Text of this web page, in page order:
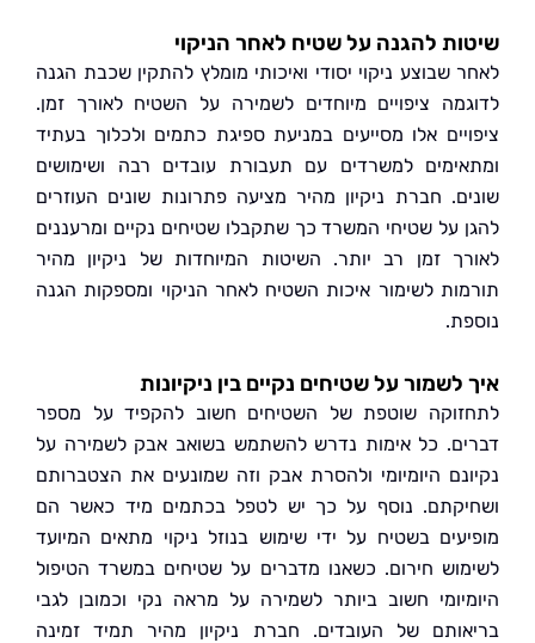
להגנה על שטיח לאחר הניקוי
שבוצע ניקוי יסודי ואיכותי מומלץ להתקין שכבת הגנה
ציפויים מיוחדים לשמירה על השטיח לאורך זמן.
אלו מסייעים במניעת ספיגת כתמים ולכלוך בעתיד
למשרדים עם תעבורת עובדים רבה ושימושים
חברת ניקיון מהיר מציעה פתרונות שונים העוזרים
על שטיחי המשרד כך שתקבלו שטיחים נקיים ומרעננים
זמן רב יותר. השיטות המיוחדות של ניקיון מהיר
לשימור איכות השטיח לאחר הניקוי ומספקות הגנה
על שטיחים נקיים בין ניקיונות
שוטפת של השטיחים חשוב להקפיד על מספר
כל אימות נדרש להשתמש בשואב אבק לשמירה על
היומיומי ולהסרת אבק וזה שמונעים את הצטברותם
נוסף על כך יש לטפל בכתמים מיד כאשר הם
בשטיח על ידי שימוש בנוזל ניקוי מתאים המיועד
חירום. כשאנו מדברים על שטיחים במשרד הטיפול
חשוב ביותר לשמירה על מראה נקי וכמובן לגבי
של העובדים. חברת ניקיון מהיר תמיד זמינה